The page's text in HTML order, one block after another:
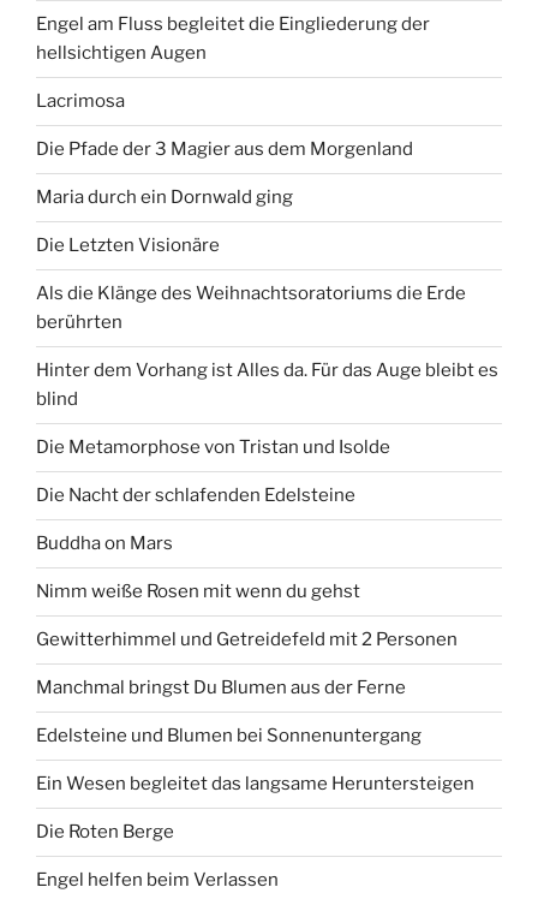
Engel am Fluss begleitet die Eingliederung der
hellsichtigen Augen
Lacrimosa
Die Pfade der 3 Magier aus dem Morgenland
Maria durch ein Dornwald ging
Die Letzten Visionäre
Als die Klänge des Weihnachtsoratoriums die Erde
berührten
Hinter dem Vorhang ist Alles da. Für das Auge bleibt es
blind
Die Metamorphose von Tristan und Isolde
Die Nacht der schlafenden Edelsteine
Buddha on Mars
Nimm weiße Rosen mit wenn du gehst
Gewitterhimmel und Getreidefeld mit 2 Personen
Manchmal bringst Du Blumen aus der Ferne
Edelsteine und Blumen bei Sonnenuntergang
Ein Wesen begleitet das langsame Heruntersteigen
Die Roten Berge
Engel helfen beim Verlassen